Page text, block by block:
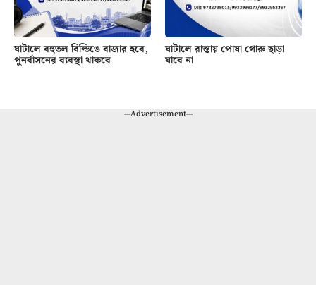
ঘাটালে বহুতল বিল্ডিঙে বাজার হবে,
পুনর্বাসনের ব্যবস্থা থাকবে
ঘাটালে রাস্তায় পোষা গোরু ছাড়া
যাবে না
---Advertisement---